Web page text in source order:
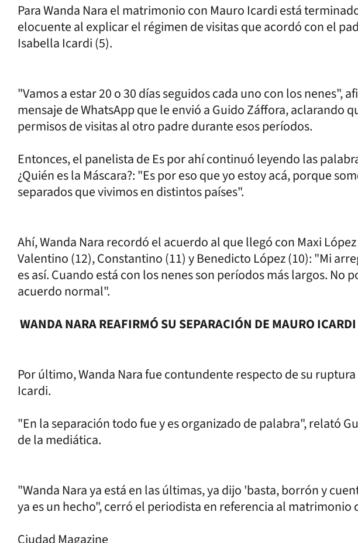
Para Wanda Nara el matrimonio con Mauro Icardi está
elocuente al explicar el régimen de visitas que acordó con el
Isabella Icardi (5).
"Vamos a estar 20 o 30 días seguidos cada uno con los nenes",
mensaje de WhatsApp que le envió a Guido Záffora, aclarando
permisos de visitas al otro padre durante esos períodos.
Entonces, el panelista de Es por ahí continuó leyendo las
¿Quién es la Máscara?: "Es por eso que yo estoy acá, porque
separados que vivimos en distintos países".
Ahí, Wanda Nara recordó el acuerdo al que llegó con Maxi
Valentino (12), Constantino (11) y Benedicto López (10): "Mi
es así. Cuando está con los nenes son períodos más largos. No
acuerdo normal".
WANDA NARA REAFIRMÓ SU SEPARACIÓN DE MAURO ICARDI
Por último, Wanda Nara fue contundente respecto de su
Icardi.
"En la separación todo fue y es organizado de palabra", relató
de la mediática.
"Wanda Nara ya está en las últimas, ya dijo 'basta, borrón y
ya es un hecho", cerró el periodista en referencia al matrimonio